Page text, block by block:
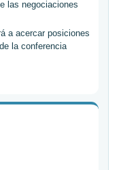
las negociaciones
a acercar posiciones
la conferencia